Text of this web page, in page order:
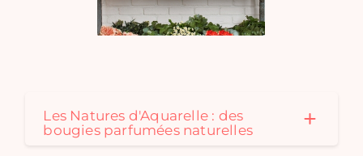
Les Natures d'Aquarelle : des
bougies parfumées naturelles